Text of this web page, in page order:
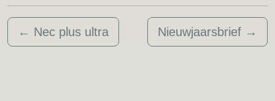
← Nec plus ultra Nieuwjaarsbrief →